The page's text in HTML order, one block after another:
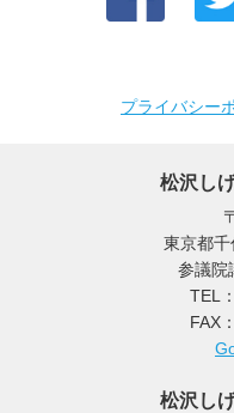
プライバシー
松沢し
東京都
参議院
TEL
FAX
松沢し